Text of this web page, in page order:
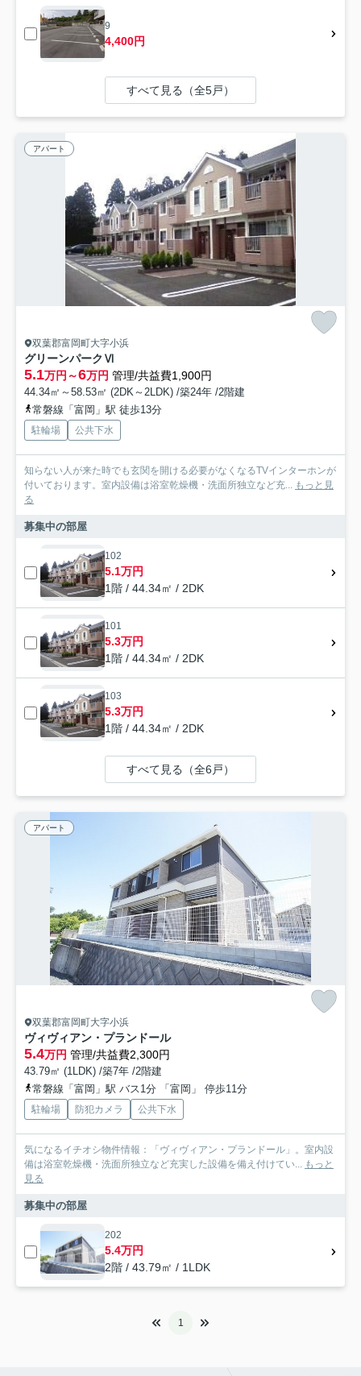
9
4,400円
すべて見る（全5戸）
アパート
双葉郡富岡町大字小浜
グリーンパークⅥ
5.1万円～6万円 管理/共益費1,900円
44.34㎡～58.53㎡ (2DK～2LDK) /築24年 /2階建
常磐線「富岡」駅 徒歩13分
駐輪場 公共下水
知らない人が来た時でも玄関を開ける必要がなくなるTVインターホンが
付いております。室内設備は浴室乾燥機・洗面所独立など充... もっと見
る
募集中の部屋
102
5.1万円
1階 / 44.34㎡ / 2DK
101
5.3万円
1階 / 44.34㎡ / 2DK
103
5.3万円
1階 / 44.34㎡ / 2DK
すべて見る（全6戸）
アパート
双葉郡富岡町大字小浜
ヴィヴィアン・プランドール
5.4万円 管理/共益費2,300円
43.79㎡ (1LDK) /築7年 /2階建
常磐線「富岡」駅 バス1分 「富岡」 停歩11分
駐輪場 防犯カメラ 公共下水
気になるイチオシ物件情報：「ヴィヴィアン・プランドール」。室内設
備は浴室乾燥機・洗面所独立など充実した設備を備え付けてい... もっと
見る
募集中の部屋
202
5.4万円
2階 / 43.79㎡ / 1LDK
1